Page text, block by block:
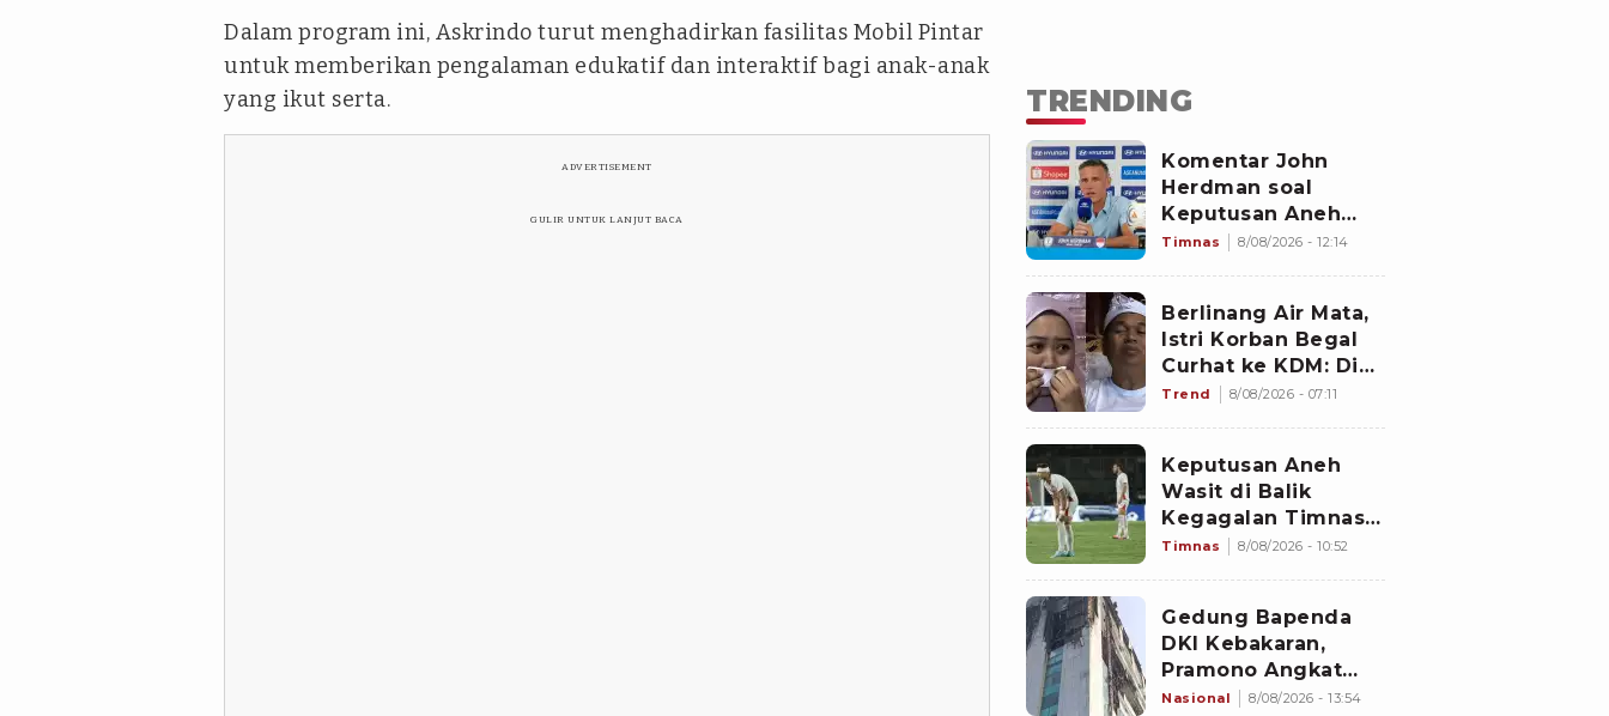
Dalam program ini, Askrindo turut menghadirkan fasilitas Mobil Pintar
untuk memberikan pengalaman edukatif dan interaktif bagi anak-anak
yang ikut serta.
ADVERTISEMENT
GULIR UNTUK LANJUT BACA
TRENDING
Komentar John
Herdman soal
Keputusan Aneh
Wasit Laga Timnas
AFF 2026: Percuma
Bahas Itu
Timnas 8/08/2026 - 12:14
Berlinang Air Mata,
Istri Korban Begal
Curhat ke KDM: Dia
Abis Shalat Tahajud
Trend 8/08/2026 - 07:11
Keputusan Aneh
Wasit di Balik
Kegagalan Timnas
Indonesia Lolos
Singapura dan
Rugikan Garuda
Timnas 8/08/2026 - 10:52
Gedung Bapenda
DKI Kebakaran,
Pramono Angkat
Bicara soal Nasib
Nasional 8/08/2026 - 13:54